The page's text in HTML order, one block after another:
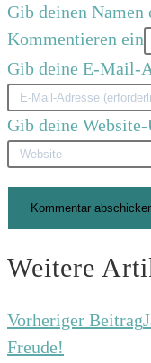
Gib deinen Namen
Kommentieren ein
Gib deine E-Mail-
Gib deine
Weitere
Vorheriger Beitrag
Freude!